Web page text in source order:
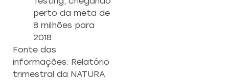
perto da meta de
8 milhões para
2018.
Fonte das
informações: Relatório
trimestral da NATURA